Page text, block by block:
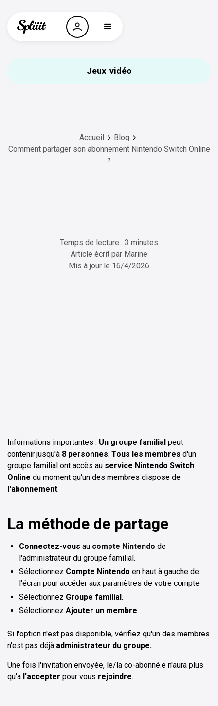
Jeux-vidéo
Accueil
Blog
Comment partager son abonnement Nintendo Switch Online
?
Temps de lecture : 3 minutes
Article écrit par Marine
Mis à jour le 16/4/2026
Informations importantes : Un groupe familial peut
contenir jusqu'à 8 personnes. Tous les membres d'un
groupe familial ont accès au service Nintendo Switch
Online du moment qu'un des membres dispose de
l'abonnement.
La méthode de partage
Connectez-vous au compte Nintendo de
l'administrateur du groupe familial.
Sélectionnez Compte Nintendo en haut à gauche de
l'écran pour accéder aux paramètres de votre compte.
Sélectionnez Groupe familial .
Sélectionnez Ajouter un membre.
Si l'option n'est pas disponible, vérifiez qu'un des membres
n'est pas déjà administrateur du groupe.
Une fois l'invitation envoyée, le/la co-abonné.e n'aura plus
qu'a l'accepter pour vous rejoindre.